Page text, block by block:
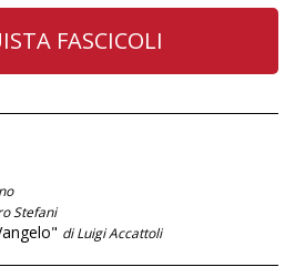
FASCICOLI
Stefani
di Luigi Accattoli